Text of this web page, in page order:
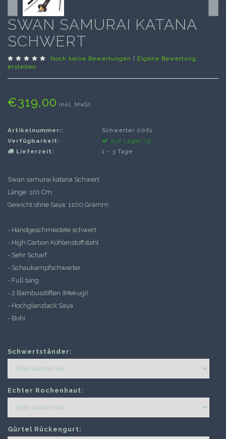
SWAN SAMURAI KATANA
SCHWERT
Noch keine Bewertungen
Eigene Bewertung
erstellen
€319,00 Inkl. MwSt.
Artikelnummer::
Schwerter 0061
Verfügbarkeit:
Auf Lager (3)
Lieferzeit:
1 - 3 Tage
Swan samurai katana Schwert
Länge: 101 Cm
Gewicht ohne Saya: 1100 Gramm
- Handgeschmiedete schwert
- High Carbon Kohlenstoffstahl
- Sehr Scharf
- Schaukampfschwerter
- Full tang
- 2 Bambusstiften (Mekugi)
- Hochglanzlack Saya
- Bohi
Schwertständer:
Echter Rochenhaut:
Gürtel Rückengurt: